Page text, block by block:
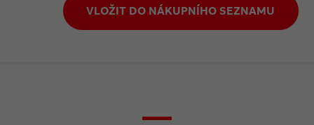
VLOŽIT DO NÁKUPNÍHO SEZNAMU